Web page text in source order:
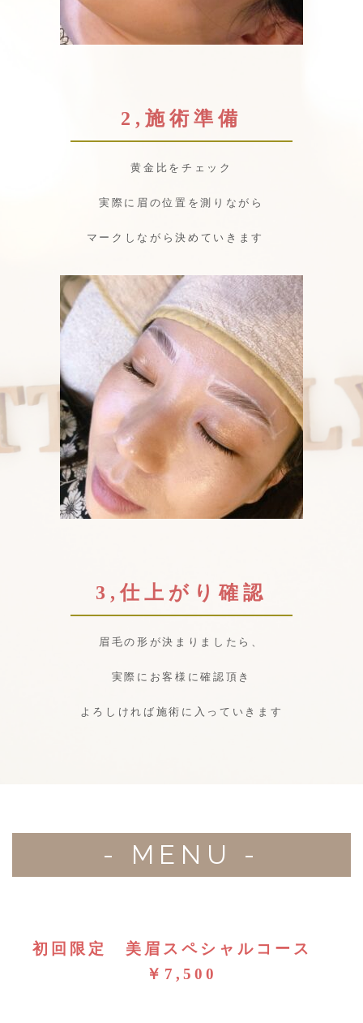
2,施術準備
黄金比をチェック
実際に眉の位置を測りながら
マークしながら決めていきます
3,仕上がり確認
眉毛の形が決まりましたら、
実際にお客様に確認頂き
よろしければ施術に入っていきます
- MENU -
初回限定 美眉スペシャルコース
￥7,500